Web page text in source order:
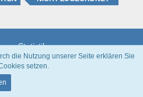
Statistik
die Nutzung unserer Seite erklären Sie
setzen.